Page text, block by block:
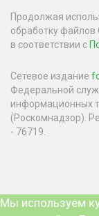
Продолжая
обработку файлов
в соответствии с
Сетевое издание
Федеральной
информационных
(Роскомнадзор).
- 76719.
Мы используем